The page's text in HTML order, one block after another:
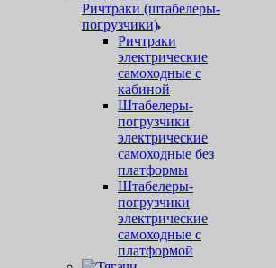
Ричтраки (штабелеры-
погрузчики)
Ричтраки
электрические
самоходные с
кабиной
Штабелеры-
погрузчики
электрические
самоходные без
платформы
Штабелеры-
погрузчики
электрические
самоходные с
платформой